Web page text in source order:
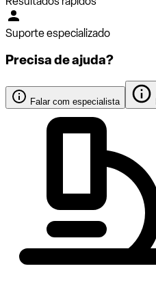
Suporte especializado
Precisa de ajuda?
Falar com especialista